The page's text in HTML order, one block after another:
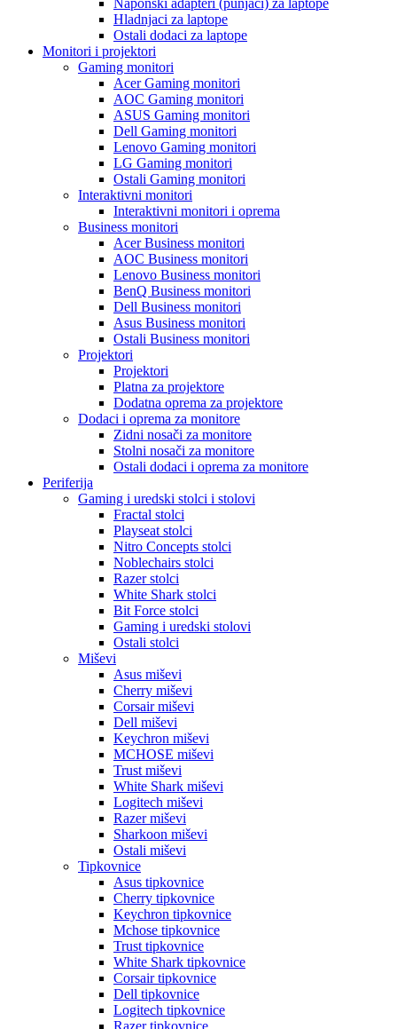
Naponski adapteri (punjači) za laptope
Hladnjaci za laptope
Ostali dodaci za laptope
Monitori i projektori
Gaming monitori
Acer Gaming monitori
AOC Gaming monitori
ASUS Gaming monitori
Dell Gaming monitori
Lenovo Gaming monitori
LG Gaming monitori
Ostali Gaming monitori
Interaktivni monitori
Interaktivni monitori i oprema
Business monitori
Acer Business monitori
AOC Business monitori
Lenovo Business monitori
BenQ Business monitori
Dell Business monitori
Asus Business monitori
Ostali Business monitori
Projektori
Projektori
Platna za projektore
Dodatna oprema za projektore
Dodaci i oprema za monitore
Zidni nosači za monitore
Stolni nosači za monitore
Ostali dodaci i oprema za monitore
Periferija
Gaming i uredski stolci i stolovi
Fractal stolci
Playseat stolci
Nitro Concepts stolci
Noblechairs stolci
Razer stolci
White Shark stolci
Bit Force stolci
Gaming i uredski stolovi
Ostali stolci
Miševi
Asus miševi
Cherry miševi
Corsair miševi
Dell miševi
Keychron miševi
MCHOSE miševi
Trust miševi
White Shark miševi
Logitech miševi
Razer miševi
Sharkoon miševi
Ostali miševi
Tipkovnice
Asus tipkovnice
Cherry tipkovnice
Keychron tipkovnice
Mchose tipkovnice
Trust tipkovnice
White Shark tipkovnice
Corsair tipkovnice
Dell tipkovnice
Logitech tipkovnice
Razer tipkovnice